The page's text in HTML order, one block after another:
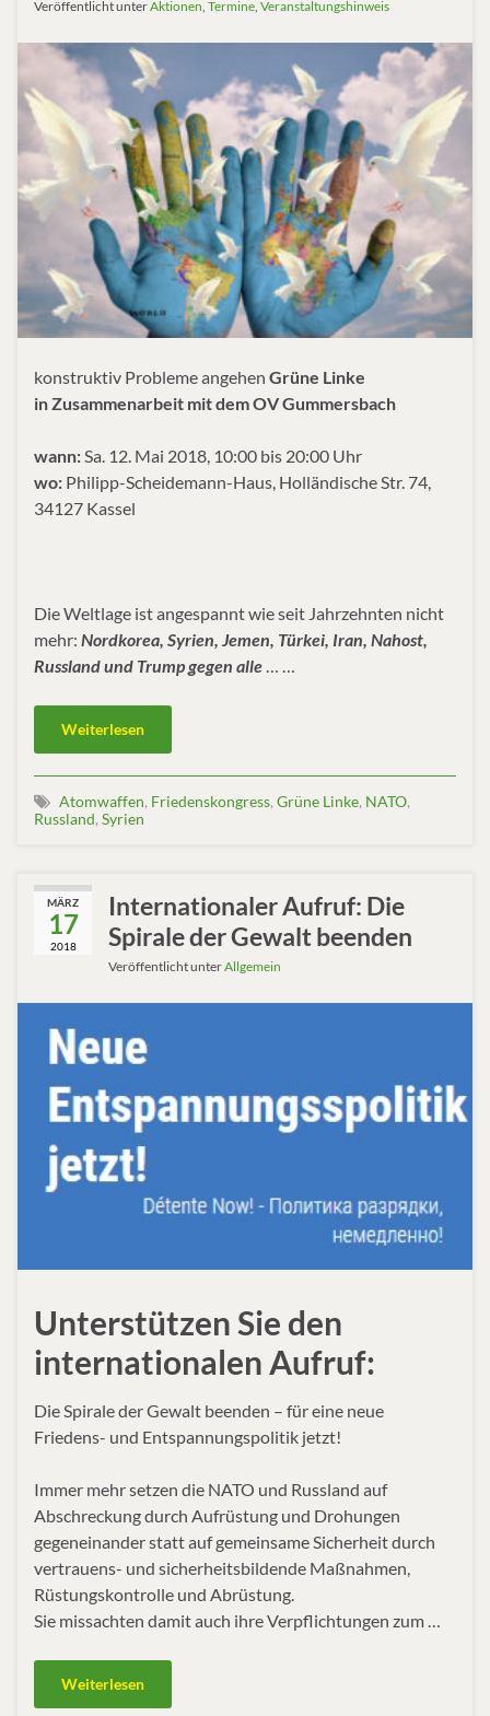
Veröffentlicht unterAktionen Termine Veranstaltungshinweis
konstruktiv Probleme angehen Grüne Linke
in Zusammenarbeit mit dem OV Gummersbach
wann:Sa. 12. Mai 2018, 10:00 bis 20:00 Uhr
wo: Philipp-Scheidemann-Haus, Holländische Str. 74,
34127 Kassel
Die Weltlage ist angespannt wie seit Jahrzehnten nicht
mehr: Nordkorea, Syrien, Jemen, Türkei, Iran, Nahost,
Russland und Trump gegen alle … …
Weiterlesen
Atomwaffen, Friedenskongress, Grüne Linke, NATO,
Russland, Syrien
MÄRZ
17
2018
Internationaler Aufruf: Die
Spirale der Gewalt beenden
Veröffentlicht unterAllgemein
Unterstützen Sie den
internationalen Aufruf:
Die Spirale der Gewalt beenden – für eine neue
Friedens- und Entspannungspolitik jetzt!
Immer mehr setzen die NATO und Russland auf
Abschreckung durch Aufrüstung und Drohungen
gegeneinander statt auf gemeinsame Sicherheit durch
vertrauens- und sicherheitsbildende Maßnahmen,
Rüstungskontrolle und Abrüstung.
Sie missachten damit auch ihre Verpflichtungen zum …
Weiterlesen